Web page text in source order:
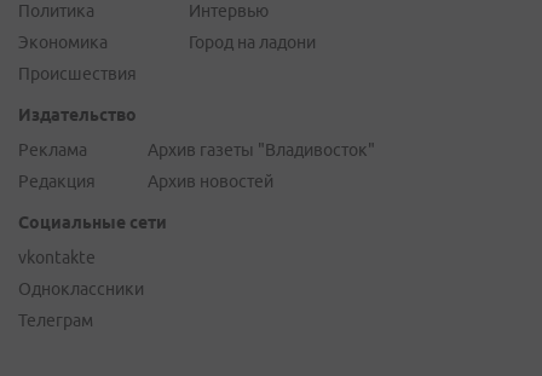
Политика
Экономика
Происшествия
Интервью
Город на ладони
Издательство
Реклама
Редакция
Архив газеты "Владивосток"
Архив новостей
Социальные сети
vkontakte
Одноклассники
Телеграм